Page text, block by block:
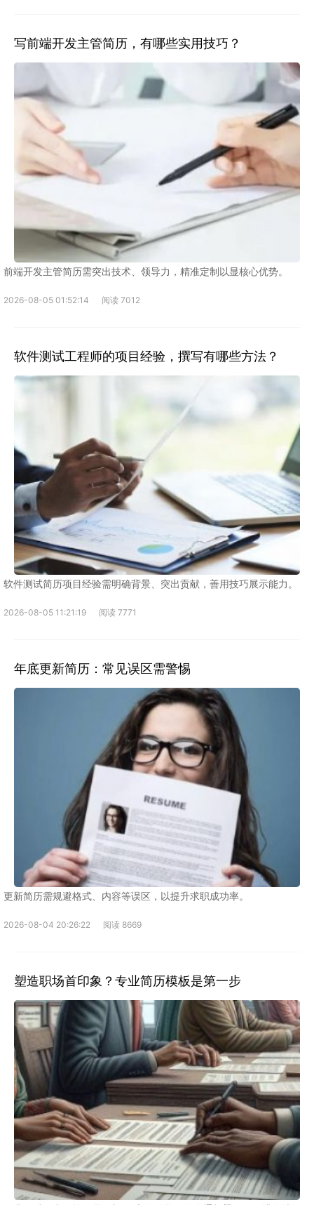
写前端开发主管简历，有哪些实用技巧？
前端开发主管简历需突出技术、领导力，精准定制以显核心优势。
2026-08-05 01:52:14 阅读 7012
软件测试工程师的项目经验，撰写有哪些方法？
软件测试简历项目经验需明确背景、突出贡献，善用技巧展示能力。
2026-08-05 11:21:19 阅读 7771
年底更新简历：常见误区需警惕
更新简历需规避格式、内容等误区，以提升求职成功率。
2026-08-04 20:26:22 阅读 8669
塑造职场首印象？专业简历模板是第一步